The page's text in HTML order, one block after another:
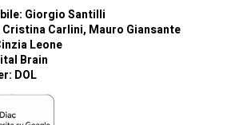
Giorgio Santilli
Carlini, Mauro Giansante
Leone
Brain
DOL